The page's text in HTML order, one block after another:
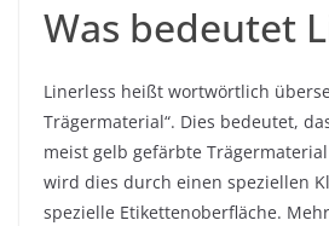
Was bedeutet
Linerless heißt wortwörtlich
Trägermaterial“. Dies bedeutet,
meist gelb gefärbte
wird dies durch einen speziellen
spezielle Etikettenoberfläche.